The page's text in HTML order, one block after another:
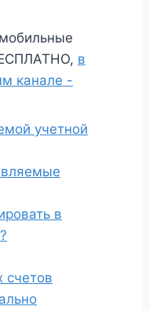
в
канале -
учетной
в
счетов